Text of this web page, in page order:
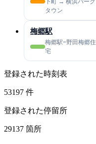
タウン
梅郷駅
梅郷駅=野田梅郷住
宅
登録された時刻表
53197 件
登録された停留所
29137 箇所